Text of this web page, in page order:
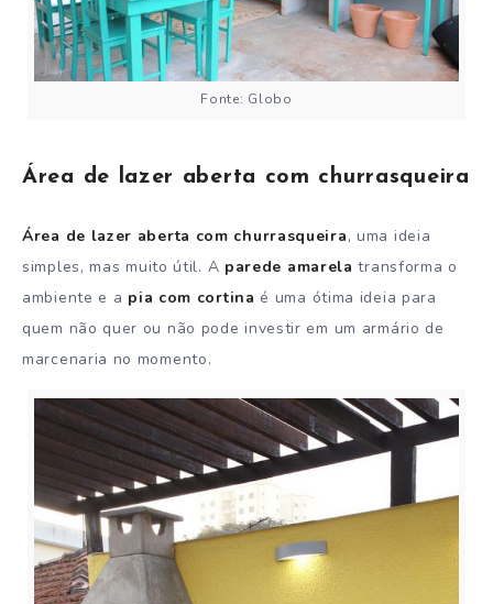
Fonte: Globo
Área de lazer aberta com churrasqueira
Área de lazer aberta com churrasqueira, uma ideia
simples, mas muito útil. A parede amarela transforma o
ambiente e a pia com cortina é uma ótima ideia para
quem não quer ou não pode investir em um armário de
marcenaria no momento.